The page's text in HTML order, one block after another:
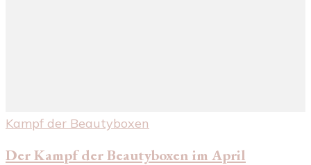
Kampf der Beautyboxen
Der Kampf der Beautyboxen im April